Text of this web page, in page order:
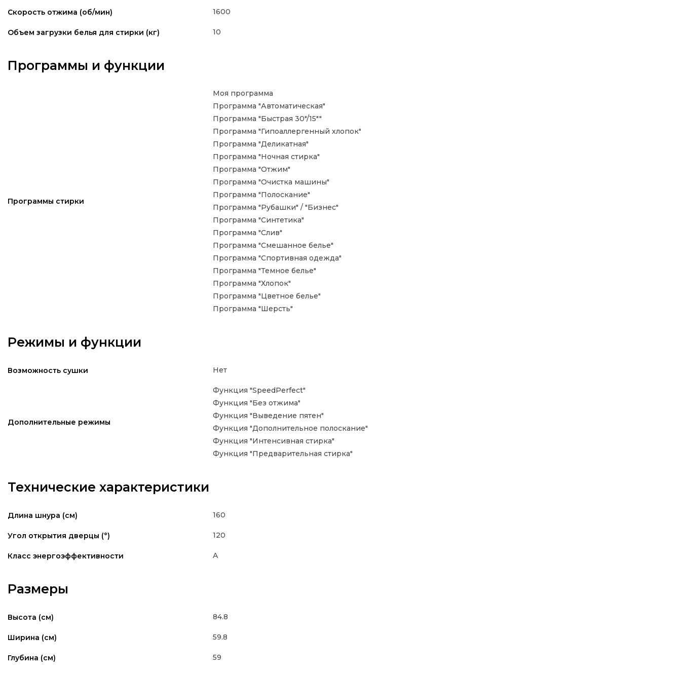
Скорость отжима (об/мин) 1600
Объем загрузки белья для стирки (кг) 10
Программы и функции
Программы стирки
Моя программа
Программа "Автоматическая"
Программа "Быстрая 30"/15""
Программа "Гипоаллергенный хлопок"
Программа "Деликатная"
Программа "Ночная стирка"
Программа "Отжим"
Программа "Очистка машины"
Программа "Полоскание"
Программа "Рубашки" / "Бизнес"
Программа "Синтетика"
Программа "Слив"
Программа "Смешанное белье"
Программа "Спортивная одежда"
Программа "Темное белье"
Программа "Хлопок"
Программа "Цветное белье"
Программа "Шерсть"
Режимы и функции
Возможность сушки Нет
Дополнительные режимы
Функция "SpeedPerfect"
Функция "Без отжима"
Функция "Выведение пятен"
Функция "Дополнительное полоскание"
Функция "Интенсивная стирка"
Функция "Предварительная стирка"
Технические характеристики
Длина шнура (см) 160
Угол открытия дверцы (°) 120
Класс энергоэффективности A
Размеры
Высота (см) 84.8
Ширина (см) 59.8
Глубина (см) 59